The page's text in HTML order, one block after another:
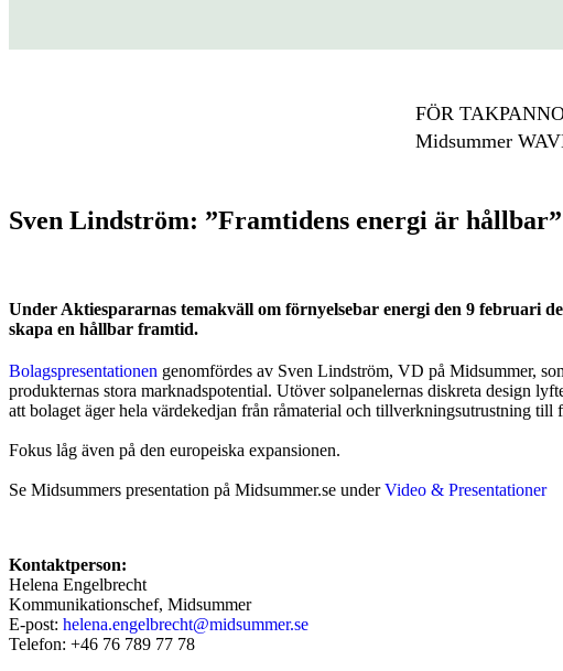
FÖR
Midsummer
Sven Lindström: ”Framtidens energi är hållbar”
Under Aktiespararnas temakväll om förnyelsebar energi den 9 februari
skapa en hållbar framtid.
Bolagspresentationen genomfördes av Sven Lindström, VD på Midsummer,
produkternas stora marknadspotential. Utöver solpanelernas diskreta design
att bolaget äger hela värdekedjan från råmaterial och tillverkningsutrustning till
Fokus låg även på den europeiska expansionen.
Se Midsummers presentation på Midsummer.se underVideo & Presentationer
Kontaktperson:
Helena Engelbrecht
Kommunikationschef, Midsummer
E-post: helena.engelbrecht@midsummer.se
Telefon: +46 76 789 77 78